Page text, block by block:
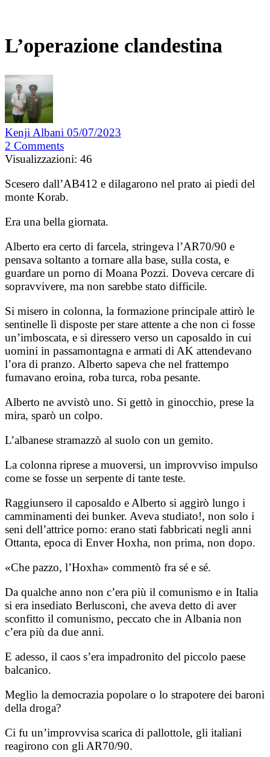
L’operazione clandestina
Kenji Albani 05/07/2023
2 Comments
Visualizzazioni: 46
Scesero dall’AB412 e dilagarono nel prato ai piedi del
monte Korab.
Era una bella giornata.
Alberto era certo di farcela, stringeva l’AR70/90 e
pensava soltanto a tornare alla base, sulla costa, e
guardare un porno di Moana Pozzi. Doveva cercare di
sopravvivere, ma non sarebbe stato difficile.
Si misero in colonna, la formazione principale attirò le
sentinelle lì disposte per stare attente a che non ci fosse
un’imboscata, e si diressero verso un caposaldo in cui
uomini in passamontagna e armati di AK attendevano
l’ora di pranzo. Alberto sapeva che nel frattempo
fumavano eroina, roba turca, roba pesante.
Alberto ne avvistò uno. Si gettò in ginocchio, prese la
mira, sparò un colpo.
L’albanese stramazzò al suolo con un gemito.
La colonna riprese a muoversi, un improvviso impulso
come se fosse un serpente di tante teste.
Raggiunsero il caposaldo e Alberto si aggirò lungo i
camminamenti dei bunker. Aveva studiato!, non solo i
seni dell’attrice porno: erano stati fabbricati negli anni
Ottanta, epoca di Enver Hoxha, non prima, non dopo.
«Che pazzo, l’Hoxha» commentò fra sé e sé.
Da qualche anno non c’era più il comunismo e in Italia
si era insediato Berlusconi, che aveva detto di aver
sconfitto il comunismo, peccato che in Albania non
c’era più da due anni.
E adesso, il caos s’era impadronito del piccolo paese
balcanico.
Meglio la democrazia popolare o lo strapotere dei baroni
della droga?
Ci fu un’improvvisa scarica di pallottole, gli italiani
reagirono con gli AR70/90.